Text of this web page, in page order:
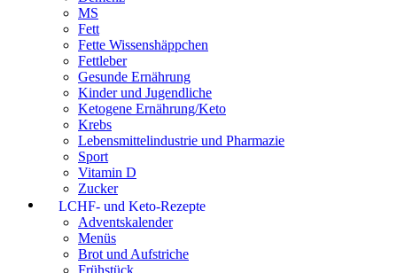
MS
Fett
Fette Wissenshäppchen
Fettleber
Gesunde Ernährung
Kinder und Jugendliche
Ketogene Ernährung/Keto
Krebs
Lebensmittelindustrie und Pharmazie
Sport
Vitamin D
Zucker
LCHF- und Keto-Rezepte
Adventskalender
Menüs
Brot und Aufstriche
Frühstück